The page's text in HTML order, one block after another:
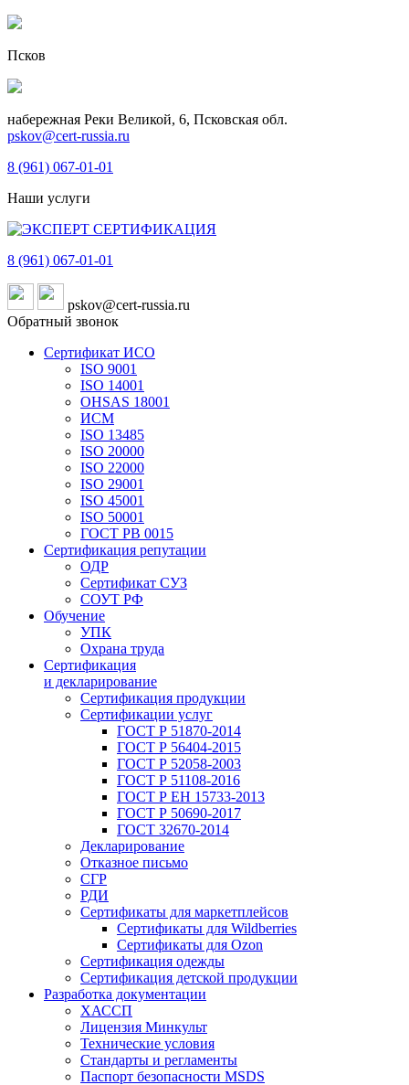
Псков
набережная Реки Великой, 6, Псковская обл.
pskov@cert-russia.ru
8 (961) 067-01-01
Наши услуги
8 (961) 067-01-01
pskov@cert-russia.ru
Обратный звонок
Сертификат ИСО
ISO 9001
ISO 14001
OHSAS 18001
ИСМ
ISO 13485
ISO 20000
ISO 22000
ISO 29001
ISO 45001
ISO 50001
ГОСТ РВ 0015
Сертификация репутации
ОДР
Сертификат СУЗ
СОУТ РФ
Обучение
УПК
Охрана труда
Сертификация
и декларирование
Сертификация продукции
Сертификации услуг
ГОСТ Р 51870-2014
ГОСТ Р 56404-2015
ГОСТ Р 52058-2003
ГОСТ Р 51108-2016
ГОСТ Р ЕН 15733-2013
ГОСТ Р 50690-2017
ГОСТ 32670-2014
Декларирование
Отказное письмо
СГР
РДИ
Сертификаты для маркетплейсов
Сертификаты для Wildberries
Сертификаты для Ozon
Сертификация одежды
Сертификация детской продукции
Разработка документации
ХАССП
Лицензия Минкульт
Технические условия
Стандарты и регламенты
Паспорт безопасности MSDS